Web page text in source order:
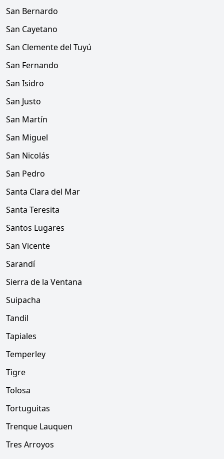
San Bernardo
San Cayetano
San Clemente del Tuyú
San Fernando
San Isidro
San Justo
San Martín
San Miguel
San Nicolás
San Pedro
Santa Clara del Mar
Santa Teresita
Santos Lugares
San Vicente
Sarandí
Sierra de la Ventana
Suipacha
Tandil
Tapiales
Temperley
Tigre
Tolosa
Tortuguitas
Trenque Lauquen
Tres Arroyos